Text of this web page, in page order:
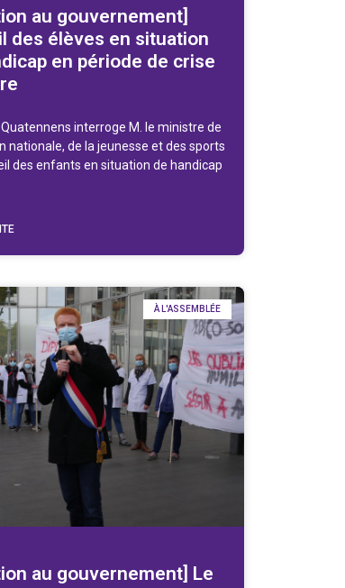
au gouvernement]
des élèves en situation
en période de crise
interroge M. le ministre de
nationale, de la jeunesse et des sports
des enfants en situation de handicap
À L'ASSEMBLÉE
au gouvernement] Le